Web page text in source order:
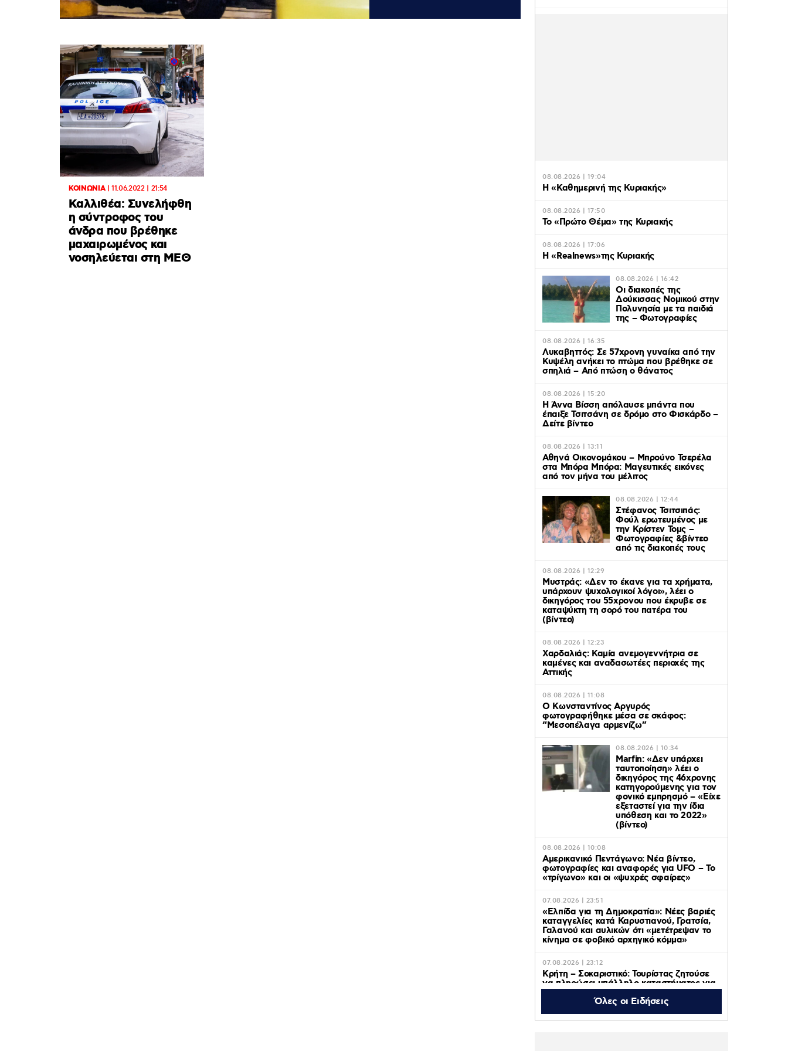
ΚΟΙΝΩΝΙΑ|11.06.2022 | 21:54
Καλλιθέα: Συνελήφθη
η σύντροφος του
άνδρα που βρέθηκε
μαχαιρωμένος και
νοσηλεύεται στη ΜΕΘ
08.08.2026 | 19:04
H «Καθημερινή της Κυριακής»
08.08.2026 | 17:50
Το «Πρώτο Θέμα» της Κυριακής
08.08.2026 | 17:06
Η «Realnews»της Κυριακής
08.08.2026 | 16:42
Οι διακοπές της
Δούκισσας Νομικού στην
Πολυνησία με τα παιδιά
της – Φωτογραφίες
08.08.2026 | 16:35
Λυκαβηττός: Σε 57χρονη γυναίκα από την
Κυψέλη ανήκει το πτώμα που βρέθηκε σε
σπηλιά – Από πτώση ο θάνατος
08.08.2026 | 15:20
Η Άννα Βίσση απόλαυσε μπάντα που
έπαιξε Τσιτσάνη σε δρόμο στο Φισκάρδο –
Δείτε βίντεο
08.08.2026 | 13:11
Αθηνά Οικονομάκου – Μπρούνο Τσερέλα
στα Μπόρα Μπόρα: Mαγευτικές εικόνες
από τον μήνα του μέλιτος
08.08.2026 | 12:44
Στέφανος Τσιτσιπάς:
Φούλ ερωτευμένος με
την Κρίστεν Τομς –
Φωτογραφίες &βίντεο
από τις διακοπές τους
08.08.2026 | 12:29
Μυστράς: «Δεν το έκανε για τα χρήματα,
υπάρχουν ψυχολογικοί λόγοι», λέει ο
δικηγόρος του 55χρονου που έκρυβε σε
καταψύκτη τη σορό του πατέρα του
(βίντεο)
08.08.2026 | 12:23
Χαρδαλιάς: Καμία ανεμογεννήτρια σε
καμένες και αναδασωτέες περιοχές της
Αττικής
08.08.2026 | 11:08
Ο Κωνσταντίνος Αργυρός
φωτογραφήθηκε μέσα σε σκάφος:
“Μεσοπέλαγα αρμενίζω”
08.08.2026 | 10:34
Marfin: «Δεν υπάρχει
ταυτοποίηση» λέει ο
δικηγόρος της 46χρονης
κατηγορούμενης για τον
φονικό εμπρησμό – «Είχε
εξεταστεί για την ίδια
υπόθεση και το 2022»
(βίντεο)
08.08.2026 | 10:08
Αμερικανικό Πεντάγωνο: Νέα βίντεο,
φωτογραφίες και αναφορές για UFO – Το
«τρίγωνο» και οι «ψυχρές σφαίρες»
07.08.2026 | 23:51
«Ελπίδα για τη Δημοκρατία»: Νέες βαριές
καταγγελίες κατά Καρυστιανού, Γρατσία,
Γαλανού και αυλικών ότι «μετέτρεψαν το
κίνημα σε φοβικό αρχηγικό κόμμα»
07.08.2026 | 23:12
Κρήτη – Σοκαριστικό: Τουρίστας ζητούσε
να πληρώσει υπάλληλο καταστήματος για
καθόταν αμέριμνο στην αυλή
Όλες οι Ειδήσεις